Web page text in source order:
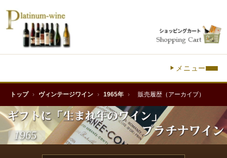
メニュー
トップ › ヴィンテージワイン › 1965年 › 販売履歴（アーカイブ）